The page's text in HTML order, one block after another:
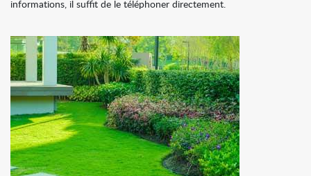
informations, il suffit de le téléphoner directement.